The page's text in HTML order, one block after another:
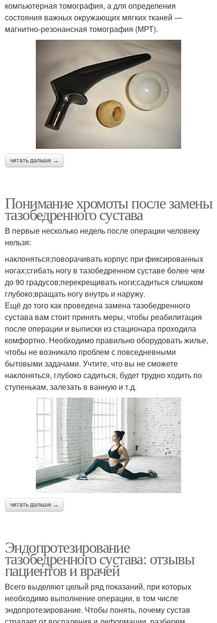
компьютерная томография, а для определения
состояния важных окружающих мягких тканей —
магнитно-резонансная томография (МРТ).
читать дальше →
Понимание хромоты после замены
тазобедренного сустава
В первые несколько недель после операции человеку
нельзя:
наклоняться;поворачивать корпус при фиксированных
ногах;сгибать ногу в тазобедренном суставе более чем
до 90 градусов;перекрещивать ноги;садиться слишком
глубоко;вращать ногу внутрь и наружу.
Ещё до того как проведена замена тазобедренного
сустава вам стоит принять меры, чтобы реабилитация
после операции и выписки из стационара проходила
комфортно. Необходимо правильно оборудовать жилье,
чтобы не возникало проблем с повседневными
бытовыми задачами. Учтите, что вы не сможете
наклоняться, глубоко садиться, будет трудно ходить по
ступенькам, залезать в ванную и т.д.
читать дальше →
Эндопротезирование
тазобедренного сустава: отзывы
пациентов и врачей
Всего выделяют целый ряд показаний, при которых
необходимо выполнение операции, в том числе
эндопротезирование. Чтобы понять, почему сустав